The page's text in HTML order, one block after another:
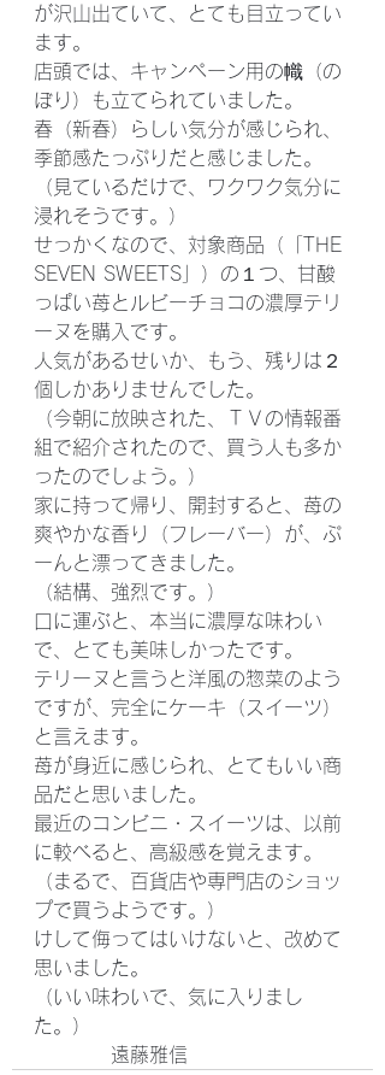
が沢山出ていて、とても目立ってい
ます。
店頭では、キャンペーン用の幟（の
ぼり）も立てられていました。
春（新春）らしい気分が感じられ、
季節感たっぷりだと感じました。
（見ているだけで、ワクワク気分に
浸れそうです。）
せっかくなので、対象商品（「THE
SEVEN SWEETS」）の１つ、甘酸
っぱい苺とルビーチョコの濃厚テリ
ーヌを購入です。
人気があるせいか、もう、残りは２
個しかありませんでした。
（今朝に放映された、ＴＶの情報番
組で紹介されたので、買う人も多か
ったのでしょう。）
家に持って帰り、開封すると、苺の
爽やかな香り（フレーバー）が、ぷ
ーんと漂ってきました。
（結構、強烈です。）
口に運ぶと、本当に濃厚な味わい
で、とても美味しかったです。
テリーヌと言うと洋風の惣菜のよう
ですが、完全にケーキ（スイーツ）
と言えます。
苺が身近に感じられ、とてもいい商
品だと思いました。
最近のコンビニ・スイーツは、以前
に較べると、高級感を覚えます。
（まるで、百貨店や専門店のショッ
プで買うようです。）
けして侮ってはいけないと、改めて
思いました。
（いい味わいで、気に入りまし
た。）
遠藤雅信